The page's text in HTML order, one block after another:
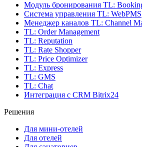
Модуль бронирования TL:
Система управления TL: WebPMS
Менеджер каналов TL: Channel
TL: Order Management
TL: Reputation
TL: Rate Shopper
TL: Price Optimizer
TL: Express
TL: GMS
TL: Chat
Интеграция с CRM Bitrix24
Решения
Для мини-отелей
Для отелей